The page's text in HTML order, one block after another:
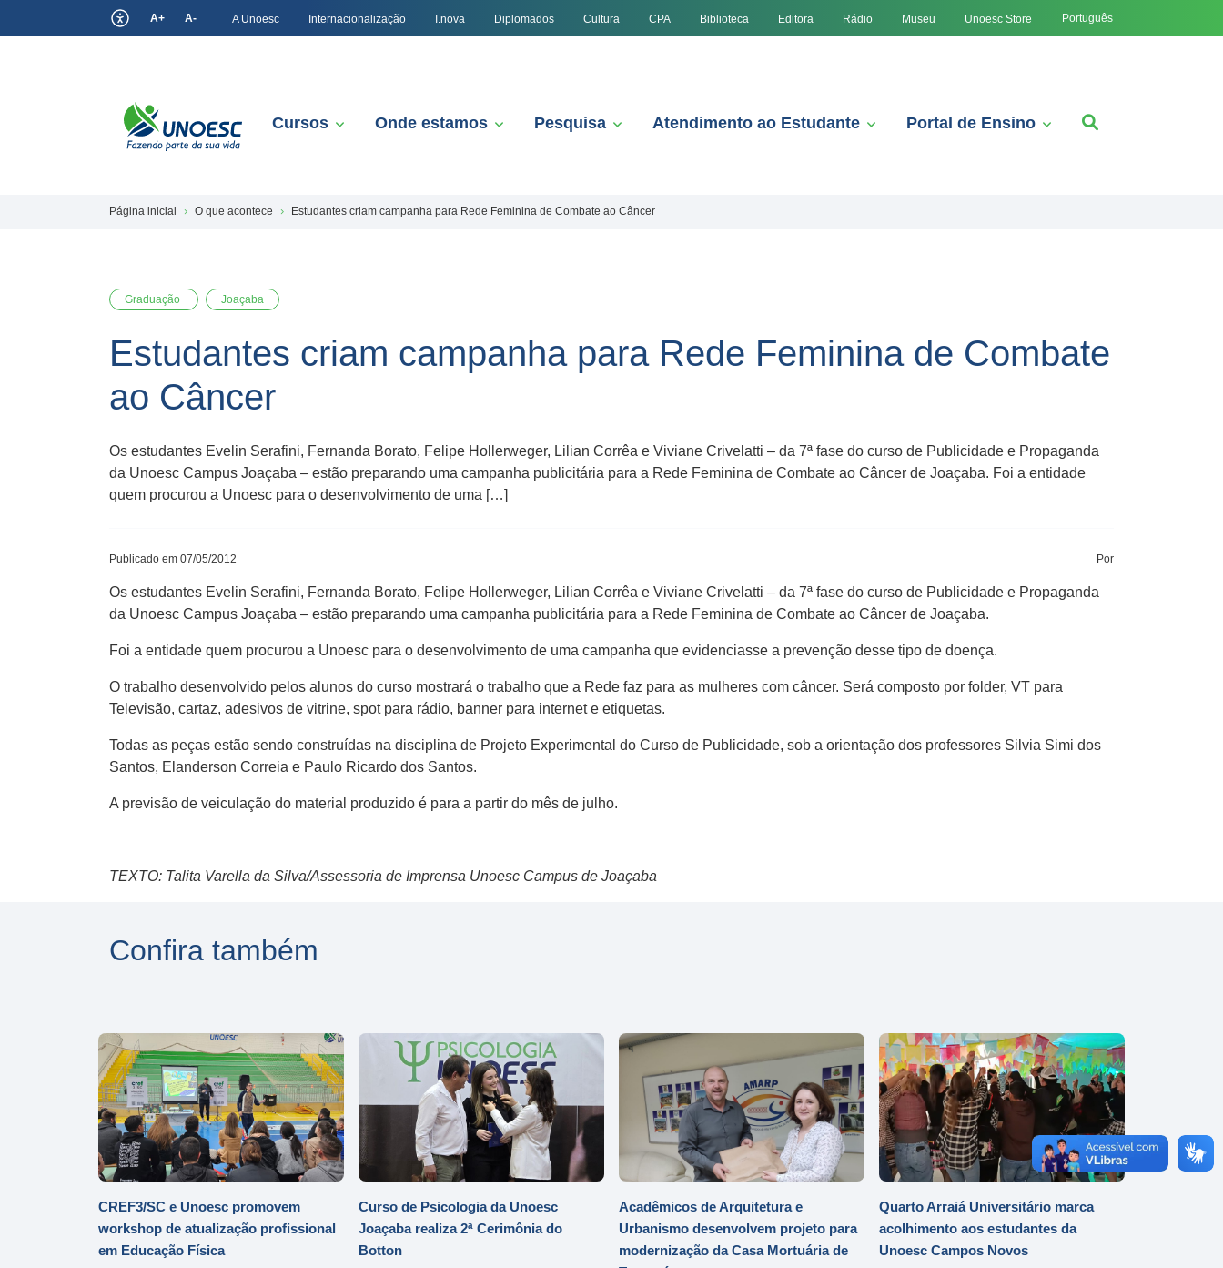
A+ A- A Unoesc Internacionalização I.nova Diplomados Cultura CPA Biblioteca Editora Rádio Museu Unoesc Store Português
Cursos Onde estamos Pesquisa Atendimento ao Estudante Portal de Ensino
Página inicial O que acontece Estudantes criam campanha para Rede Feminina de Combate ao Câncer
Graduação Joaçaba
Estudantes criam campanha para Rede Feminina de Combate
ao Câncer
Os estudantes Evelin Serafini, Fernanda Borato, Felipe Hollerweger, Lilian Corrêa e Viviane Crivelatti – da 7ª fase do curso de Publicidade e Propaganda
da Unoesc Campus Joaçaba – estão preparando uma campanha publicitária para a Rede Feminina de Combate ao Câncer de Joaçaba. Foi a entidade
quem procurou a Unoesc para o desenvolvimento de uma […]
Publicado em 07/05/2012 Por
Os estudantes Evelin Serafini, Fernanda Borato, Felipe Hollerweger, Lilian Corrêa e Viviane Crivelatti – da 7ª fase do curso de Publicidade e Propaganda
da Unoesc Campus Joaçaba – estão preparando uma campanha publicitária para a Rede Feminina de Combate ao Câncer de Joaçaba.
Foi a entidade quem procurou a Unoesc para o desenvolvimento de uma campanha que evidenciasse a prevenção desse tipo de doença.
O trabalho desenvolvido pelos alunos do curso mostrará o trabalho que a Rede faz para as mulheres com câncer. Será composto por folder, VT para
Televisão, cartaz, adesivos de vitrine, spot para rádio, banner para internet e etiquetas.
Todas as peças estão sendo construídas na disciplina de Projeto Experimental do Curso de Publicidade, sob a orientação dos professores Silvia Simi dos
Santos, Elanderson Correia e Paulo Ricardo dos Santos.
A previsão de veiculação do material produzido é para a partir do mês de julho.
TEXTO: Talita Varella da Silva/Assessoria de Imprensa Unoesc Campus de Joaçaba
Confira também
CREF3/SC e Unoesc promovem
workshop de atualização profissional
em Educação Física
Curso de Psicologia da Unoesc
Joaçaba realiza 2ª Cerimônia do
Botton
Acadêmicos de Arquitetura e
Urbanismo desenvolvem projeto para
modernização da Casa Mortuária de
Quarto Arraiá Universitário marca
acolhimento aos estudantes da
Unoesc Campos Novos